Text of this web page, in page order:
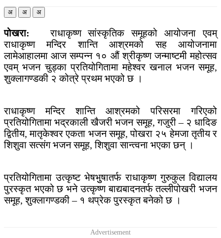
अ अ अ
पोखरा:
राधाकृष्ण सांस्कृतिक समूहको आयोजना एवम्
राधाकृष्ण मन्दिर शान्ति आश्रमको सह आयोजनामा
लामेआहालमा आज सम्पन्न १० औं श्रीकृष्ण जन्माष्टमी महोत्सव
एवम् भजन चुड्का प्रतियोगितामा महेश्वर खनाल भजन समूह,
शुक्लागण्डकी २ कोत्रे प्रथम भएको छ ।
राधाकृष्ण मन्दिर शान्ति आश्रमको परिसरमा गरिएको
प्रतियोगितामा भद्रकाली खैजरी भजन समूह, गजुरी – २ धादिङ
द्वितीय, मातृकेश्वर एकता भजन समूह, पोखरा २५ हेमजा तृतीय र
शिशुवा सत्संग भजन समूह, शिशुवा सान्त्वना भएका छन् ।
प्रतियोगितामा उत्कृष्ट भेषभुुषातर्फ राधाकृष्ण गुरुकुल विद्यालय
पुरस्कृत भएको छ भने उत्कृष्ण बाद्यबादनतर्फ तल्लीपोखरी भजन
समूह, शुक्लागण्डकी – १ थप्रेक पुरस्कृत बनेको छ ।